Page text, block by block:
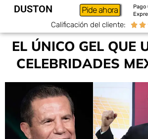
DUSTON Pide ahora
Pago
Calificación del cliente:  
EL ÚNICO GEL QUE
CELEBRIDADES